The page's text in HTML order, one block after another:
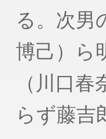
る。次男
博己）ら
（川口
らず藤吉